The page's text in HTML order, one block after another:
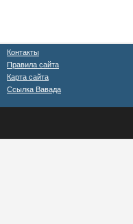
Контакты
Правила сайта
Карта сайта
Ссылка Вавада